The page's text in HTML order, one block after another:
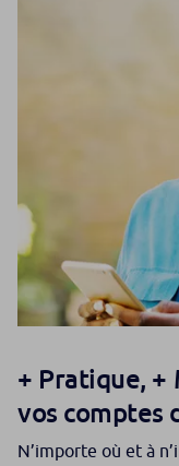
+ Pratique, +
vos comptes
N’importe où et à